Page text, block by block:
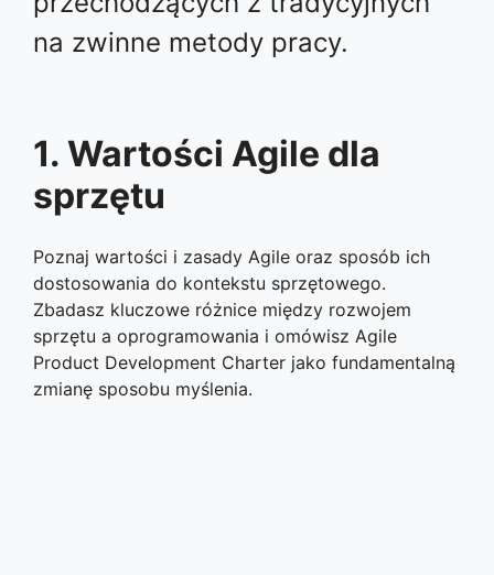
na zwinne metody pracy.
1. Wartości Agile dla
sprzętu
Poznaj wartości i zasady Agile oraz sposób ich
dostosowania do kontekstu sprzętowego.
Zbadasz kluczowe różnice między rozwojem
sprzętu a oprogramowania i omówisz Agile
Product Development Charter jako fundamentalną
zmianę sposobu myślenia.